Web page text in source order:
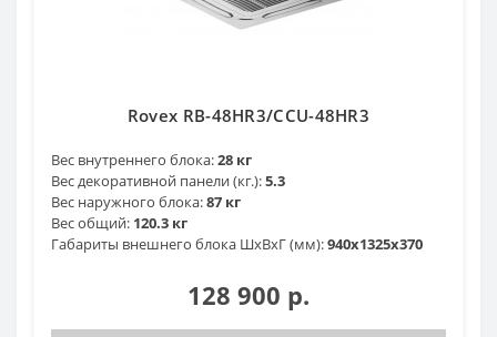
Rovex RB-48HR3/CCU-48HR3
Вес внутреннего блока:28 кг
Вес декоративной панели (кг.):5.3
Вес наружного блока:87 кг
Вес общий: 120.3 кг
Габариты внешнего блока ШхВхГ (мм):940х1325х370
128 900 р.